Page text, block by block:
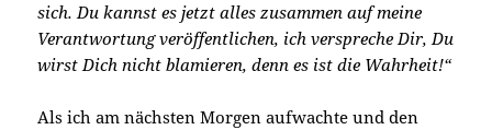
sich. Du kannst es jetzt alles zusammen auf meine
Verantwortung veröffentlichen, ich verspreche Dir, Du
wirst Dich nicht blamieren, denn es ist die Wahrheit!“
Als ich am nächsten Morgen aufwachte und den